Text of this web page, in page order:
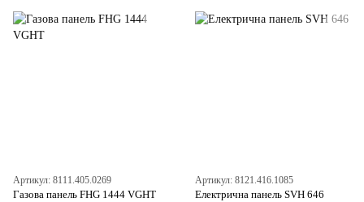
Артикул: 8111.405.0269
Газова панель FHG 1444 VGHT
Артикул: 8121.416.1085
Електрична панель SVH 646